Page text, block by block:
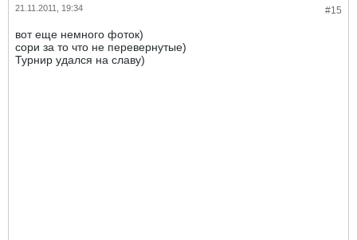
#15
21.11.2011, 19:34
вот еще немного фоток)
сори за то что не перевернутые)
Турнир удался на славу)